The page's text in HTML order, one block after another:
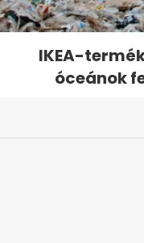
IKEA-
óceánok